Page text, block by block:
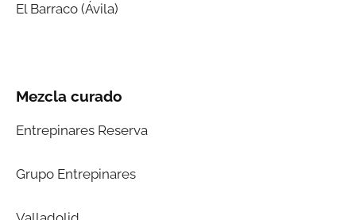
El Barraco (Ávila)
Mezcla curado
Entrepinares Reserva
Grupo Entrepinares